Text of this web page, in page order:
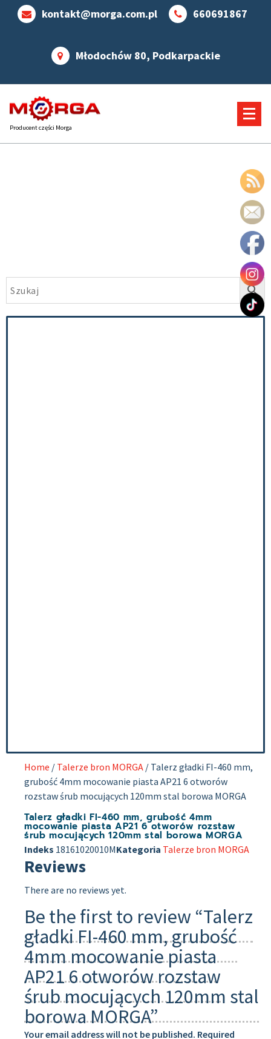
kontakt@morga.com.pl 660691867
Młodochów 80, Podkarpackie
Producent części Morga
Home / Talerze bron MORGA / Talerz gładki FI-460 mm,
grubość 4mm mocowanie piasta AP21 6 otworów
rozstaw śrub mocujących 120mm stal borowa MORGA
Talerz gładki FI-460 mm, grubość 4mm
mocowanie piasta AP21 6 otworów rozstaw
śrub mocujących 120mm stal borowa MORGA
Indeks 18161020010MKategoria Talerze bron MORGA
Reviews
There are no reviews yet.
Be the first to review “Talerz
gładki FI-460 mm, grubość
4mm mocowanie piasta
AP21 6 otworów rozstaw
śrub mocujących 120mm stal
borowa MORGA”
Your email address will not be published. Required